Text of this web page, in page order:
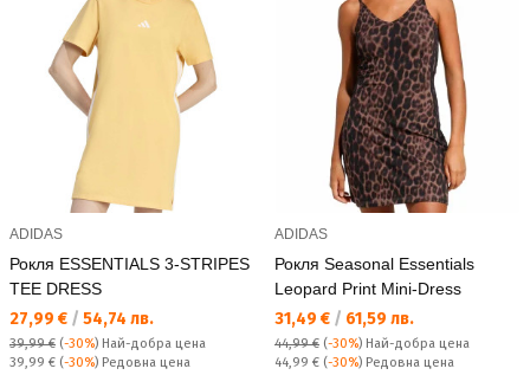
ADIDAS
Рокля ESSENTIALS 3-STRIPES
TEE DRESS
Текуща цена:
27,99 € / 54,74 лв.
39,99 € (-30%) Най-добра цена
Редовна цена:
39,99 € (-30%) Редовна цена
ADIDAS
Рокля Seasonal Essentials
Leopard Print Mini-Dress
Текуща цена:
31,49 € / 61,59 лв.
44,99 € (-30%) Най-добра цена
Редовна цена:
44,99 € (-30%) Редовна цена